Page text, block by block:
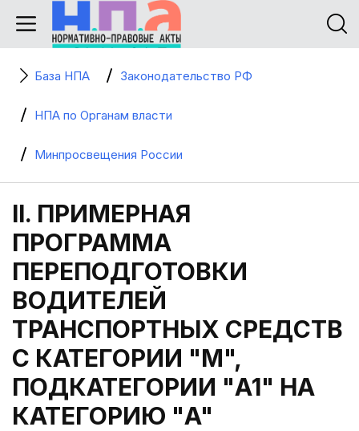
База НПА Законодательство РФ
НПА по Органам власти
Минпросвещения России
II. ПРИМЕРНАЯ
ПРОГРАММА
ПЕРЕПОДГОТОВКИ
ВОДИТЕЛЕЙ
ТРАНСПОРТНЫХ СРЕДСТВ
С КАТЕГОРИИ "M",
ПОДКАТЕГОРИИ "A1" НА
КАТЕГОРИЮ "A"